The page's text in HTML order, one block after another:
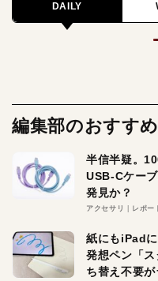
DAILY
編集部のおすすめ
半信半疑。
USB-Cケー
発見か？
アクセサリ レポー
紙にもiPad
発想ペン「
ち替え不要が